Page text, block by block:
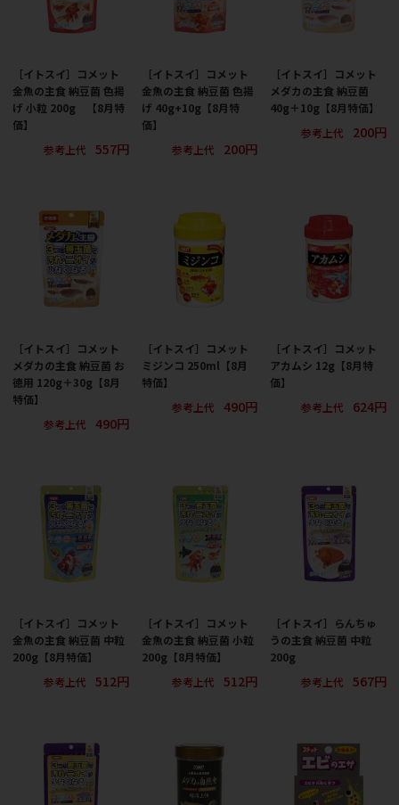
［イトスイ］コメット
金魚の主食 納豆菌 色揚
げ 小粒 200g 【8月特
価】
参考上代
557円
［イトスイ］コメット
金魚の主食 納豆菌 色揚
げ 40g+10g【8月特
価】
参考上代
200円
［イトスイ］コメット
メダカの主食 納豆菌
40g＋10g【8月特価】
参考上代
200円
［イトスイ］コメット
メダカの主食 納豆菌 お
徳用 120g＋30g【8月
特価】
参考上代
490円
［イトスイ］コメット
ミジンコ 250ml【8月
特価】
参考上代
490円
［イトスイ］コメット
アカムシ 12g【8月特
価】
参考上代
624円
［イトスイ］コメット
金魚の主食 納豆菌 中粒
200g【8月特価】
参考上代
512円
［イトスイ］コメット
金魚の主食 納豆菌 小粒
200g【8月特価】
参考上代
512円
［イトスイ］らんちゅ
うの主食 納豆菌 中粒
200g
参考上代
567円